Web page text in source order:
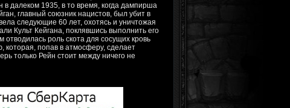
далеком 1935, в то время, когда дампирша
главный союзник нацистов, был убит в
следующие 60 лет, охотясь и уничтожая
Культ Кейгана, поклявшись выполнить его
роль скота для сосущих кровь
которая, попав в атмосферу, сделает
только Рейн стоит между ничего не